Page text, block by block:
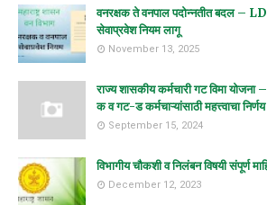
वनरक्षक ते वनपाल पदोन्नतीत बदल –
सेवाप्रवेश नियम लागू
November 13, 2025
राज्य शासकीय कर्मचारी गट विमा
क व गट-ड कर्मचाऱ्यांसाठी महत्त्वाचा निर्णय
September 15, 2024
विभागीय चौकशी व निलंबन विषयी संपूर्ण
December 12, 2023